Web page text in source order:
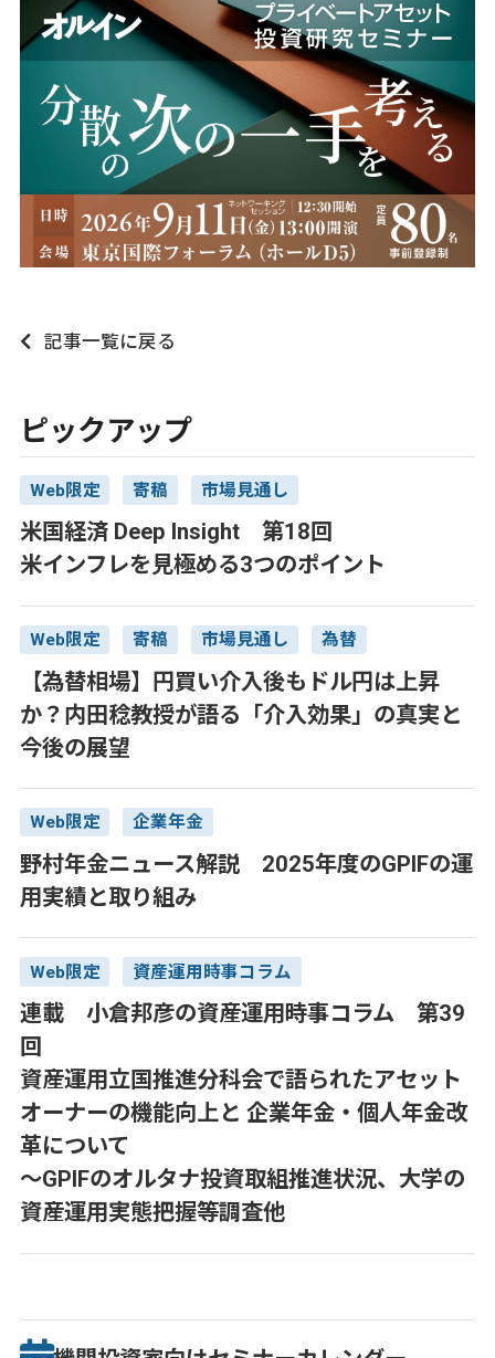
記事一覧に戻る
ピックアップ
Web限定 寄稿 市場見通し
米国経済 Deep Insight 第18回
米インフレを見極める3つのポイント
Web限定 寄稿 市場見通し 為替
【為替相場】円買い介入後もドル円は上昇
か？内田稔教授が語る「介入効果」の真実と
今後の展望
Web限定 企業年金
野村年金ニュース解説 2025年度のGPIFの運
用実績と取り組み
Web限定 資産運用時事コラム
連載 小倉邦彦の資産運用時事コラム 第39
回
資産運用立国推進分科会で語られたアセット
オーナーの機能向上と 企業年金・個人年金改
革について
～GPIFのオルタナ投資取組推進状況、大学の
資産運用実態把握等調査他